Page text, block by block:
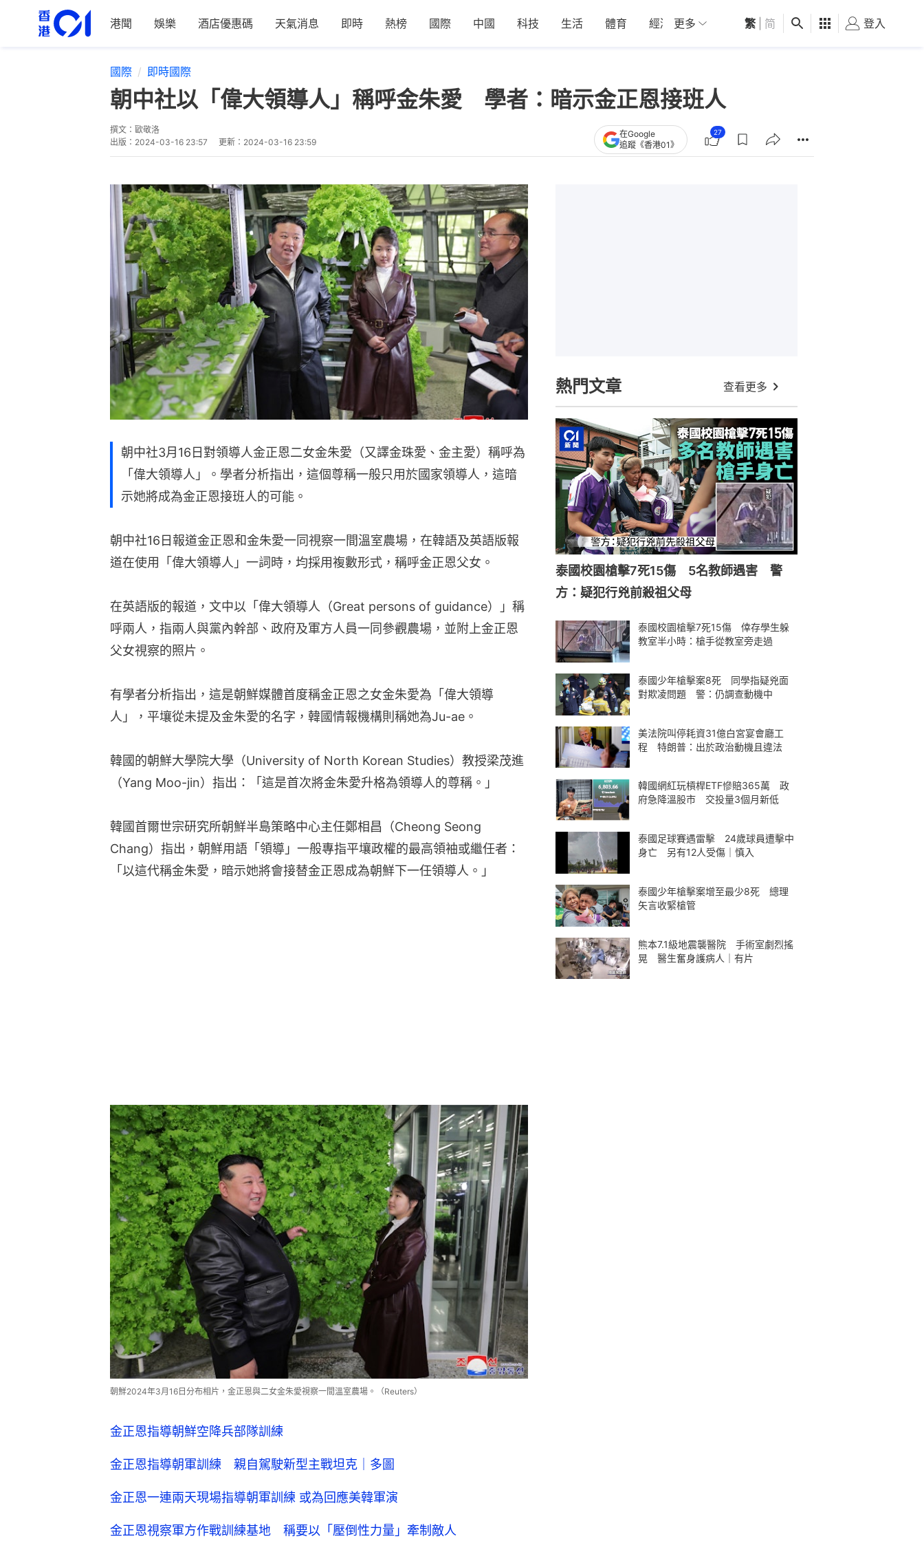
港聞 娛樂 酒店優惠碼 天氣消息 即時 熱榜 國際 中國 科技 生活 體育 經濟 01深圳 觀點 健康 好食玩飛
更多 繁 简 登入
國際 即時國際
朝中社以「偉大領導人」稱呼金朱愛 學者：暗示金正恩接班人
撰文： 歐敬洛
出版： 2024-03-16 23:57 更新： 2024-03-16 23:59
在Google
追蹤《香港01》
27
朝中社3月16日對領導人金正恩二女金朱愛（又譯金珠愛、金主愛）稱呼為
「偉大領導人」。學者分析指出，這個尊稱一般只用於國家領導人，這暗
示她將成為金正恩接班人的可能。
朝中社16日報道金正恩和金朱愛一同視察一間溫室農場，在韓語及英語版報
道在使用「偉大領導人」一詞時，均採用複數形式，稱呼金正恩父女。
在英語版的報道，文中以「偉大領導人（Great persons of guidance）」稱
呼兩人，指兩人與黨內幹部、政府及軍方人員一同參觀農場，並附上金正恩
父女視察的照片。
有學者分析指出，這是朝鮮媒體首度稱金正恩之女金朱愛為「偉大領導
人」，平壤從未提及金朱愛的名字，韓國情報機構則稱她為Ju-ae。
韓國的朝鮮大學院大學（University of North Korean Studies）教授梁茂進
（Yang Moo-jin）指出：「這是首次將金朱愛升格為領導人的尊稱。」
韓國首爾世宗研究所朝鮮半島策略中心主任鄭相昌（Cheong Seong
Chang）指出，朝鮮用語「領導」一般專指平壤政權的最高領袖或繼任者：
「以這代稱金朱愛，暗示她將會接替金正恩成為朝鮮下一任領導人。」
朝鮮2024年3月16日分布相片，金正恩與二女金朱愛視察一間溫室農場。（Reuters）
金正恩指導朝鮮空降兵部隊訓練
金正恩指導朝軍訓練 親自駕駛新型主戰坦克｜多圖
金正恩一連兩天現場指導朝軍訓練 或為回應美韓軍演
金正恩視察軍方作戰訓練基地 稱要以「壓倒性力量」牽制敵人
熱門文章 查看更多
泰國校園槍擊7死15傷 5名教師遇害 警
方：疑犯行兇前殺祖父母
泰國校園槍擊7死15傷 倖存學生躲
教室半小時：槍手從教室旁走過
泰國少年槍擊案8死 同學指疑兇面
對欺凌問題 警：仍調查動機中
美法院叫停耗資31億白宮宴會廳工
程 特朗普：出於政治動機且違法
韓國網紅玩槓桿ETF慘賠365萬 政
府急降溫股市 交投量3個月新低
泰國足球賽遇雷擊 24歲球員遭擊中
身亡 另有12人受傷｜慎入
泰國少年槍擊案增至最少8死 總理
矢言收緊槍管
熊本7.1級地震襲醫院 手術室劇烈搖
晃 醫生奮身護病人｜有片